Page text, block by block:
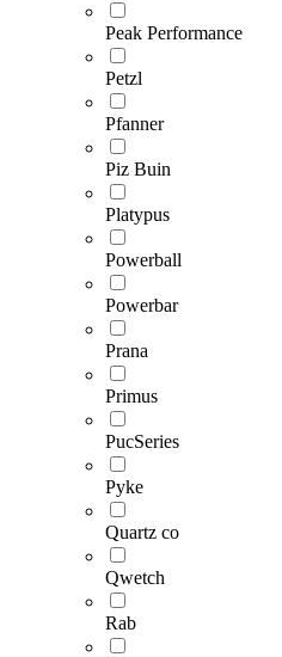
Peak Performance
Petzl
Pfanner
Piz Buin
Platypus
Powerball
Powerbar
Prana
Primus
PucSeries
Pyke
Quartz co
Qwetch
Rab